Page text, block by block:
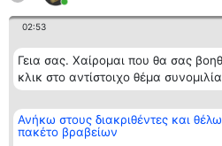
02:53
Γεια σας. Χαίρομαι που θα σας
κλικ στο αντίστοιχο θέμα
Ανήκω στους διακριθέντες και
πακέτο βραβείων
Διοργανωτής της
κατάταξης
BEAUTIFUL COMPANY
Κατάταξη
Διακριθέντες